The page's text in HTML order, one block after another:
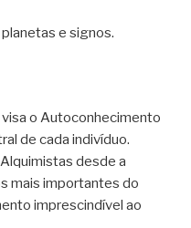
e signos.
o Autoconhecimento
de cada indivíduo.
desde a
mais importantes do
imprescindível ao